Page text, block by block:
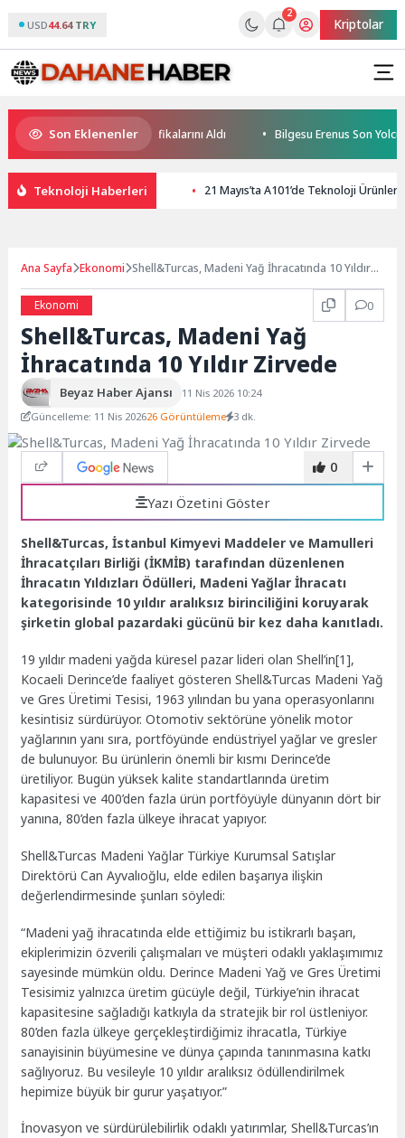
USD44.64 TRY
2
Kriptolar
Son Eklenenler
Yüzücüleri Sertifikalarını Aldı Bilgesu Erenus Son
Teknoloji Haberleri 21 Mayıs’ta A101’de Teknoloji
Ana Sayfa Ekonomi Shell&Turcas, Madeni Yağ İhracatında 10 Yıldır
Ekonomi
0
Shell&Turcas, Madeni Yağ
İhracatında 10 Yıldır Zirvede
Beyaz Haber Ajansı
11 Nis 2026 10:24
Güncelleme: 11 Nis 202626 Görüntüleme 3 dk.
0
Yazı Özetini Göster
Shell&Turcas, İstanbul Kimyevi Maddeler ve Mamulleri
İhracatçıları Birliği (İKMİB) tarafından düzenlenen
İhracatın Yıldızları Ödülleri, Madeni Yağlar İhracatı
kategorisinde 10 yıldır aralıksız birinciliğini koruyarak
şirketin global pazardaki gücünü bir kez daha kanıtladı.
19 yıldır madeni yağda küresel pazar lideri olan Shell’in[1],
Kocaeli Derince’de faaliyet gösteren Shell&Turcas Madeni Yağ
ve Gres Üretimi Tesisi, 1963 yılından bu yana operasyonlarını
kesintisiz sürdürüyor. Otomotiv sektörüne yönelik motor
yağlarının yanı sıra, portföyünde endüstriyel yağlar ve gresler
de bulunuyor. Bu ürünlerin önemli bir kısmı Derince’de
üretiliyor. Bugün yüksek kalite standartlarında üretim
kapasitesi ve 400’den fazla ürün portföyüyle dünyanın dört bir
yanına, 80’den fazla ülkeye ihracat yapıyor.
Shell&Turcas Madeni Yağlar Türkiye Kurumsal Satışlar
Direktörü Can Ayvalıoğlu, elde edilen başarıya ilişkin
değerlendirmesinde şunları söyledi:
“Madeni yağ ihracatında elde ettiğimiz bu istikrarlı başarı,
ekiplerimizin özverili çalışmaları ve müşteri odaklı yaklaşımımız
sayesinde mümkün oldu. Derince Madeni Yağ ve Gres Üretimi
Tesisimiz yalnızca üretim gücüyle değil, Türkiye’nin ihracat
kapasitesine sağladığı katkıyla da stratejik bir rol üstleniyor.
80’den fazla ülkeye gerçekleştirdiğimiz ihracatla, Türkiye
sanayisinin büyümesine ve dünya çapında tanınmasına katkı
sağlıyoruz. Bu vesileyle 10 yıldır aralıksız ödüllendirilmek
hepimize büyük bir gurur yaşatıyor.”
İnovasyon ve sürdürülebilirlik odaklı yatırımlar, Shell&Turcas’ın